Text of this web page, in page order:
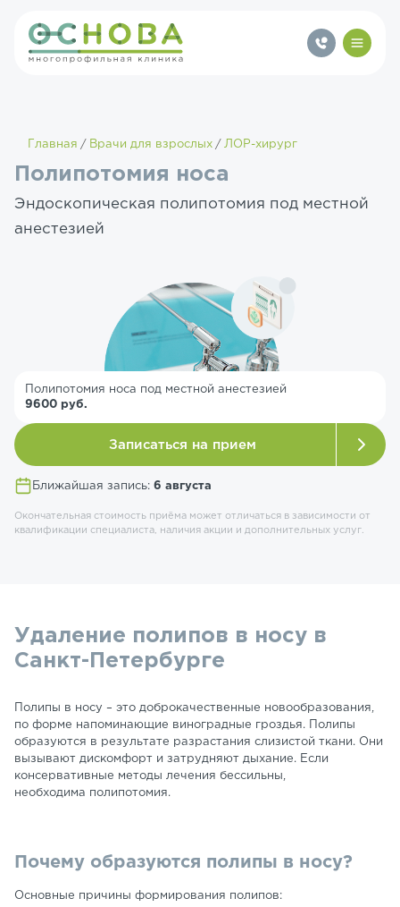
Главная Врачи для взрослых ЛОР-хирург
Полипотомия носа
Эндоскопическая полипотомия под местной
анестезией
Ближайшая запись: 6 августа
Полипотомия носа под местной анестезией
9600 руб.
Записаться на прием
Окончательная стоимость приёма может отличаться в зависимости от
квалификации специалиста, наличия акции и дополнительных услуг.
Удаление полипов в носу в
Санкт-Петербурге
Полипы в носу – это доброкачественные новообразования,
по форме напоминающие виноградные гроздья. Полипы
образуются в результате разрастания слизистой ткани. Они
вызывают дискомфорт и затрудняют дыхание. Если
консервативные методы лечения бессильны,
необходима полипотомия.
Почему образуются полипы в носу?
Основные причины формирования полипов: